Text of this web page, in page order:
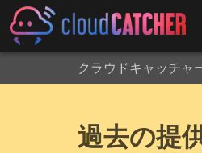
クラウドキャッチャ
過去の提